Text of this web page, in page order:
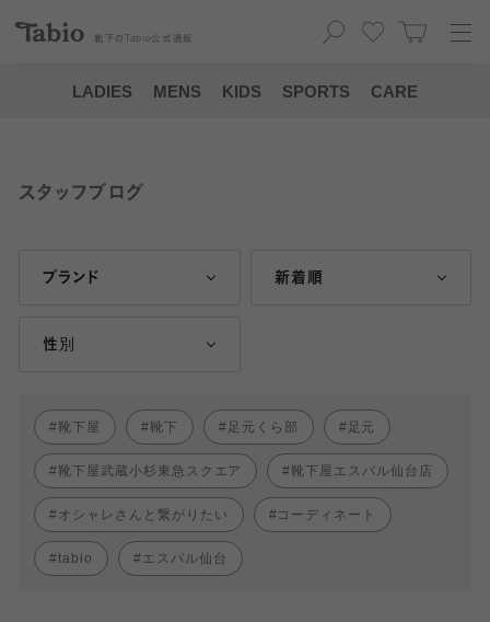
靴下の Tabio 公式通販
LADIES MENS KIDS SPORTS CARE
スタッフブログ
ブランド 新着順
性別
靴下屋 靴下 足元くら部 足元
靴下屋武蔵小杉東急スクエア 靴下屋エスパル仙台店
オシャレさんと繋がりたい コーディネート
tabio エスパル仙台